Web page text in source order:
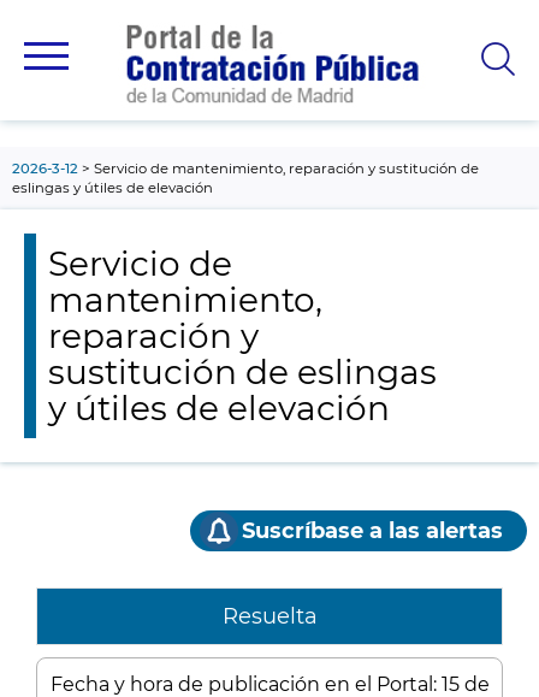
principal
2026-3-12
Servicio de mantenimiento, reparación y sustitución de
eslingas y útiles de elevación
Servicio de
mantenimiento,
reparación y
sustitución de eslingas
y útiles de elevación
Suscríbase a las alertas
Resuelta
Fecha y hora de publicación en el Portal: 15 de